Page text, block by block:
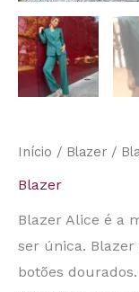
Início / Blazer /
Blazer
Blazer Alice é a
ser única.
botões